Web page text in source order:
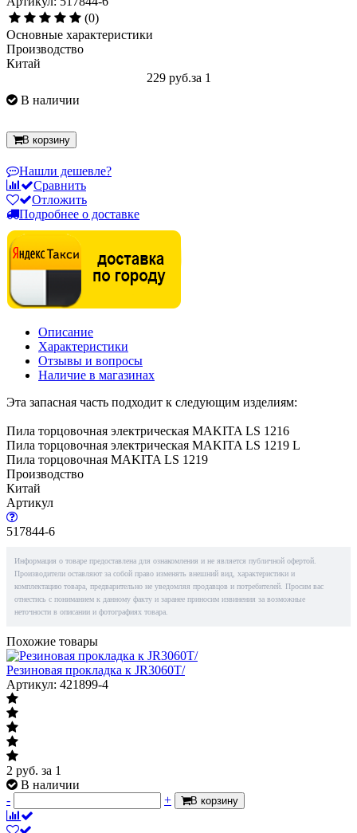
(0)
Основные характеристики
Производство
Китай
229 руб.за 1
В наличии
В корзину
Нашли дешевле?
Сравнить
Отложить
Подробнее о доставке
Описание
Характеристики
Отзывы и вопросы
Наличие в магазинах
Эта запасная часть подходит к следующим изделиям:
Пила торцовочная электрическая MAKITA LS 1216
Пила торцовочная электрическая MAKITA LS 1219 L
Пила торцовочная MAKITA LS 1219
Производство
Китай
Артикул
517844-6
Информация о товаре предоставлена для ознакомления и не является публичной офертой.
Производители оставляют за собой право изменять внешний вид, характеристики и
комплектацию товара, предварительно не уведомляя продавцов и потребителей. Просим вас
отнестись с пониманием к данному факту и заранее приносим извинения за возможные
неточности в описании и фотографиях товара.
Похожие товары
Резиновая прокладка к JR3060T/
Артикул: 421899-4
2 руб. за 1
В наличии
-
+ В корзину